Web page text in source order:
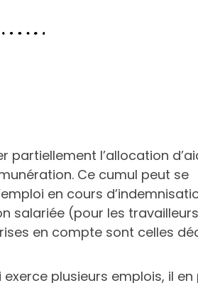
partiellement l’allocation
Ce cumul peut se
en cours
salariée (pour les travailleurs
en compte sont celles
plusieurs emplois, il en